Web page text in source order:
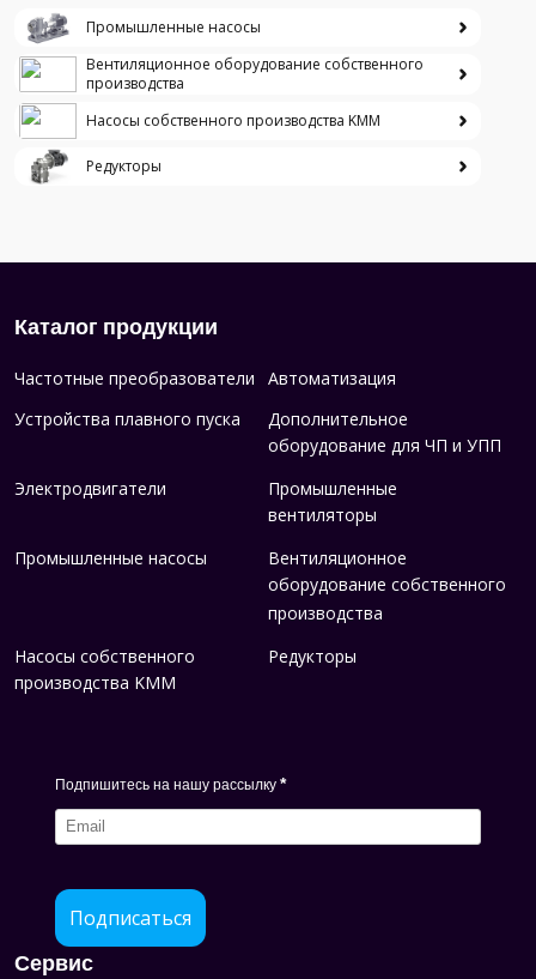
Промышленные насосы
Вентиляционное оборудование собственного
производства
Насосы собственного производства KMM
Редукторы
Каталог продукции
Частотные преобразователи
Автоматизация
Устройства плавного пуска
Дополнительное
оборудование для ЧП и УПП
Электродвигатели Промышленные
вентиляторы
Промышленные насосы Вентиляционное
оборудование собственного
производства
Насосы собственного
производства KMM
Редукторы
Подпишитесь на нашу рассылку *
Подписаться
Сервис